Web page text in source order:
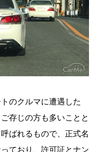
のクルマに遭遇した
存じの方も多いことと
ばれるもので、正式名
ており、許可証とナン